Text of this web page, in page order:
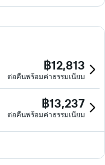
฿12,813
ต่อคืนพร้อมค่าธรรมเนียม
฿13,237
ต่อคืนพร้อมค่าธรรมเนียม